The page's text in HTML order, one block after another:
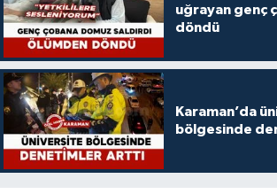
uğrayan genç
döndü
Karaman’da
bölgesinde